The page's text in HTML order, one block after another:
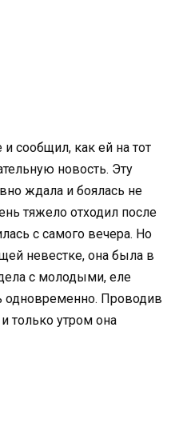
сообщил, как ей на тот
новость. Эту
ждала и боялась не
тяжело отходил после
с самого вечера. Но
невестке, она была в
с молодыми, еле
одновременно. Проводив
только утром она